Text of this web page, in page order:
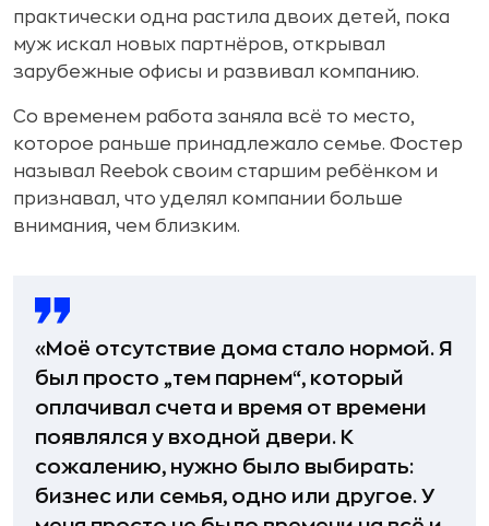
практически одна растила двоих детей, пока
муж искал новых партнёров, открывал
зарубежные офисы и развивал компанию.
Со временем работа заняла всё то место,
которое раньше принадлежало семье. Фостер
называл Reebok своим старшим ребёнком и
признавал, что уделял компании больше
внимания, чем близким.
«Моё отсутствие дома стало нормой. Я
был просто „тем парнем“, который
оплачивал счета и время от времени
появлялся у входной двери. К
сожалению, нужно было выбирать:
бизнес или семья, одно или другое. У